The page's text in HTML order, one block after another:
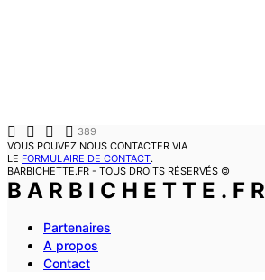
389
VOUS POUVEZ NOUS CONTACTER VIA
LE FORMULAIRE DE CONTACT.
BARBICHETTE.FR - TOUS DROITS RÉSERVÉS ©
BARBICHETTE.FR
Partenaires
A propos
Contact